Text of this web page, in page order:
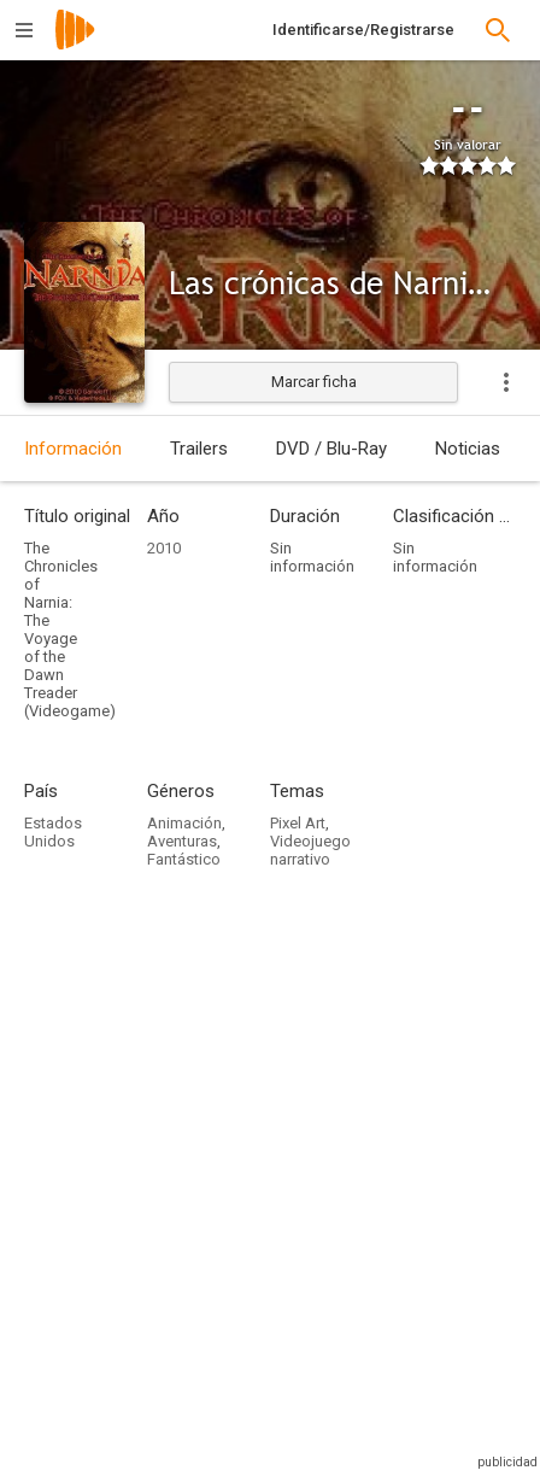
Identificarse/Registrarse
--
Sin valorar
Las crónicas de Narnia: La travesía del viajero del alba (Videojuego)
Marcar ficha
Información Trailers DVD / Blu-Ray Noticias
Título original
The
Chronicles
of
Narnia:
The
Voyage
of the
Dawn
Treader
(Videogame)
Año
2010
Duración
Sin
información
Clasificación por edades
Sin
información
País
Estados
Unidos
Géneros
Animación,
Aventuras,
Fantástico
Temas
Pixel Art,
Videojuego
narrativo